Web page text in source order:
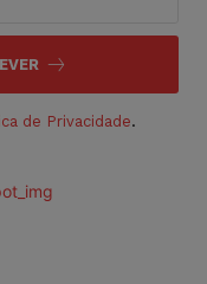
de Privacidade.